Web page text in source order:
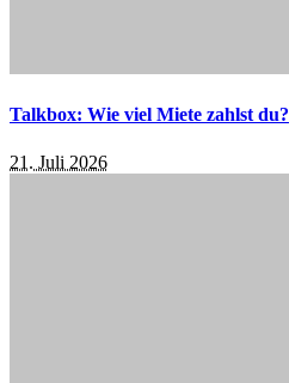
Talkbox: Wie viel Miete zahlst du?
21. Juli 2026